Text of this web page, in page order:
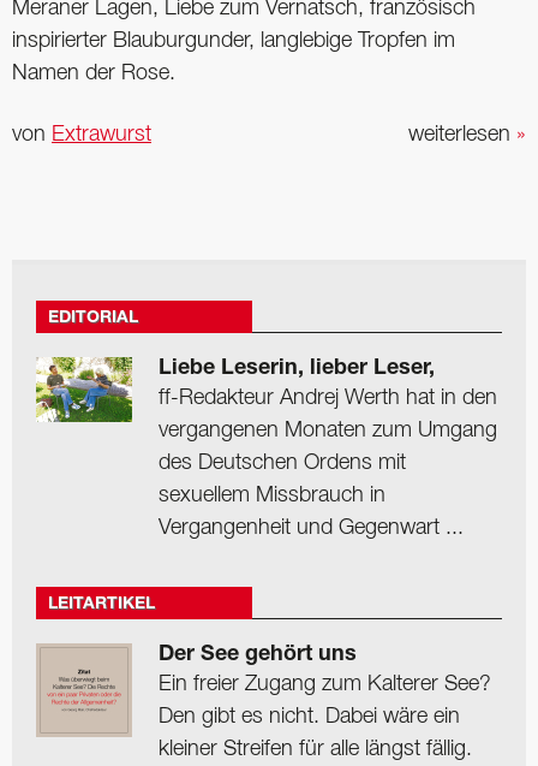
Meraner Lagen, Liebe zum Vernatsch, französisch
inspirierter Blauburgunder, langlebige Tropfen im
Namen der Rose.
weiterlesen »
von Extrawurst
EDITORIAL
Liebe Leserin, lieber Leser,
ff-Redakteur Andrej Werth hat in den
vergangenen Monaten zum Umgang
des Deutschen Ordens mit
sexuellem Missbrauch in
Vergangenheit und Gegenwart ...
LEITARTIKEL
Der See gehört uns
Ein freier Zugang zum Kalterer See?
Den gibt es nicht. Dabei wäre ein
kleiner Streifen für alle längst fällig.